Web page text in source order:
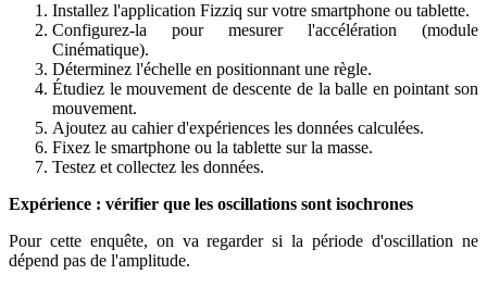
Installez l'application Fizziq sur votre smartphone ou tablette.
Configurez-la pour mesurer l'accélération (module
Cinématique).
Déterminez l'échelle en positionnant une règle.
Étudiez le mouvement de descente de la balle en pointant son
mouvement.
Ajoutez au cahier d'expériences les données calculées.
Fixez le smartphone ou la tablette sur la masse.
Testez et collectez les données.
Expérience : vérifier que les oscillations sont isochrones
Pour cette enquête, on va regarder si la période d'oscillation ne
dépend pas de l'amplitude.